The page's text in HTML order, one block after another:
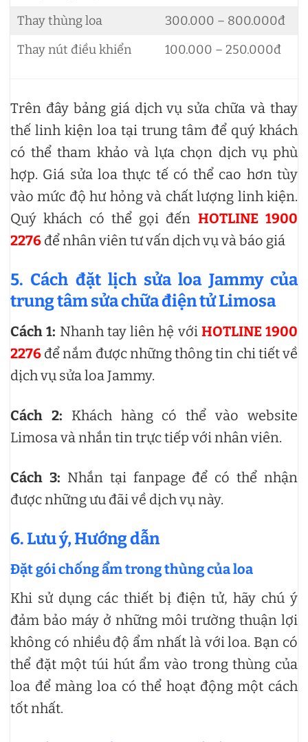
Thay thùng loa
300.000 – 800.000đ
Thay nút điều khiển
100.000 – 250.000đ
Trên đây bảng giá dịch vụ sửa chữa và thay
thế linh kiện loa tại trung tâm để quý khách
có thể tham khảo và lựa chọn dịch vụ phù
hợp. Giá sửa loa thực tế có thể cao hơn tùy
vào mức độ hư hỏng và chất lượng linh kiện.
Quý khách có thể gọi đến HOTLINE 1900
2276 để nhân viên tư vấn dịch vụ và báo giá
5. Cách đặt lịch sửa loa Jammy của
trung tâm sửa chữa điện tử Limosa
Cách 1: Nhanh tay liên hệ với HOTLINE 1900
2276 để nắm được những thông tin chi tiết về
dịch vụ sửa loa Jammy.
Cách 2: Khách hàng có thể vào website
Limosa và nhắn tin trực tiếp với nhân viên.
Cách 3: Nhắn tại fanpage để có thể nhận
được những ưu đãi về dịch vụ này.
6. Lưu ý, Hướng dẫn
Đặt gói chống ẩm trong thùng của loa
Khi sử dụng các thiết bị điện tử, hãy chú ý
đảm bảo máy ở những môi trường thuận lợi
không có nhiều độ ẩm nhất là với loa. Bạn có
thể đặt một túi hút ẩm vào trong thùng của
loa để màng loa có thể hoạt động một cách
tốt nhất.